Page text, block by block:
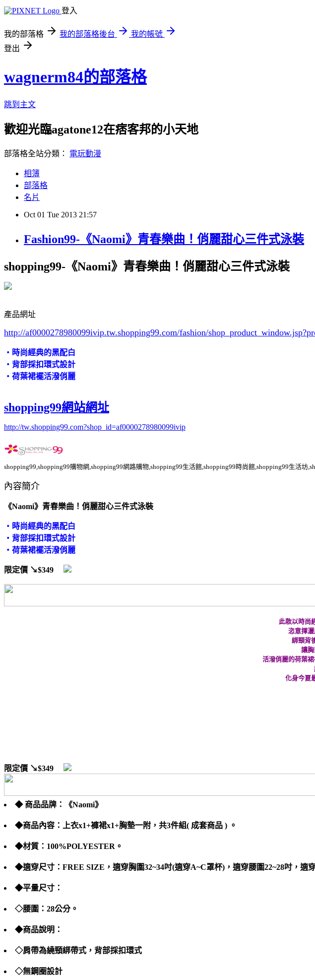
登入
我的部落格 我的部落格後台
我的帳號
登出
wagnerm84的部落格
跳到主文
歡迎光臨agatone12在痞客邦的小天地
部落格全站分類： 電玩動漫
相簿
部落格
名片
Oct 01 Tue 2013 21:57
Fashion99-《Naomi》青春樂曲！俏麗甜心三件式泳裝
shopping99-《Naomi》青春樂曲！俏麗甜心三件式泳裝
產品網址
http://af0000278980099ivip.tw.shopping99.com/fashion/
‧時尚經典的黑配白
‧背部採扣環式設計
‧荷葉裙襬活潑俏麗
shopping99網站網址
http://tw.shopping99.com?shop_id=af0000278980099ivip
shopping99,shopping99購物網,shopping99網路購物,shopping99生活館,shopping99時尚館,shopping99生活坊
內容簡介
《Naomi》青春樂曲！俏麗甜心三件式泳裝
‧時尚經典的黑配白
‧背部採扣環式設計
‧荷葉裙襬活潑俏麗
限定價 ↘$349
此款以時尚
恣意揮
綁頸背
讓胸
活潑俏麗的荷葉
化身今夏
限定價 ↘$349
◆ 商品品牌：《Naomi》
◆商品內容：上衣x1+褲裙x1+胸墊一附，共3件組( 成套商品 ) 。
◆材質：100%POLYESTER。
◆適穿尺寸：FREE SIZE，適穿胸圍32~34吋(適穿A~C罩杯)，適穿腰圍22~28吋，適穿
◆平量尺寸：
◇腰圍：28公分。
◆商品說明：
◇肩帶為繞頸綁帶式，背部採扣環式
◇無鋼圈設計